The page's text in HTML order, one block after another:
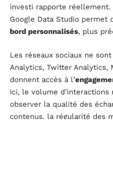
investi rapporte
Google Data Studio permet
bord personnalisés, plus
Les réseaux sociaux ne
Analytics, Twitter Analytics,
donnent accès à l’
Ici, le volume
observer la qualité des
contenus, la régularité des